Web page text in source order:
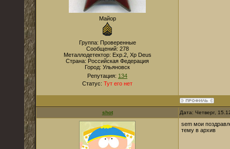
Майор
Группа: Проверенные
Сообщений: 278
Металлодетектор: Exp.2, Xp Deus
Страна: Российская Федерация
Город: Ульяновск
Репутация: 134
Статус: Тут его нет
shot Дата: Четверг,
sem мои
тему в архив